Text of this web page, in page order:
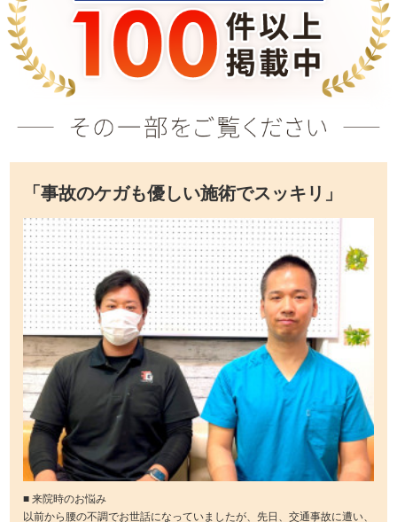
「事故のケガも優しい施術でスッキリ」
■ 来院時のお悩み
以前から腰の不調でお世話になっていましたが、先日、交通事故に遭い、